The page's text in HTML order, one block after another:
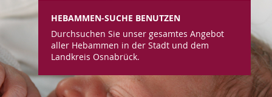
HEBAMMEN-SUCHE BENUTZEN
Durchsuchen Sie unser gesamtes Angebot
aller Hebammen in der Stadt und dem
Landkreis Osnabrück.